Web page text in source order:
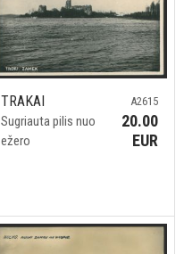
TRAKAI
Sugriauta pilis nuo
ežero
A2615
20.00
EUR